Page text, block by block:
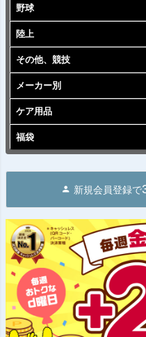
野球
陸上
その他、競技
メーカー別
ケア用品
福袋
新規会員登録で